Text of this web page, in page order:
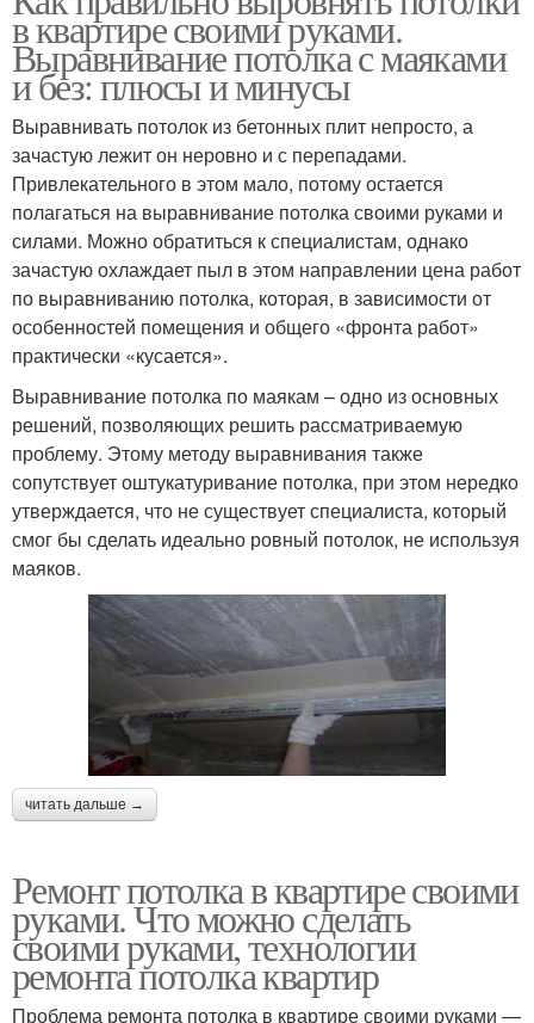
в квартире своими руками.
Выравнивание потолка с маяками
и без: плюсы и минусы
Выравнивать потолок из бетонных плит непросто, а
зачастую лежит он неровно и с перепадами.
Привлекательного в этом мало, потому остается
полагаться на выравнивание потолка своими руками и
силами. Можно обратиться к специалистам, однако
зачастую охлаждает пыл в этом направлении цена работ
по выравниванию потолка, которая, в зависимости от
особенностей помещения и общего «фронта работ»
практически «кусается».
Выравнивание потолка по маякам – одно из основных
решений, позволяющих решить рассматриваемую
проблему. Этому методу выравнивания также
сопутствует оштукатуривание потолка, при этом нередко
утверждается, что не существует специалиста, который
смог бы сделать идеально ровный потолок, не используя
маяков.
читать дальше →
Ремонт потолка в квартире своими
руками. Что можно сделать
своими руками, технологии
ремонта потолка квартир
Проблема ремонта потолка в квартире своими руками —